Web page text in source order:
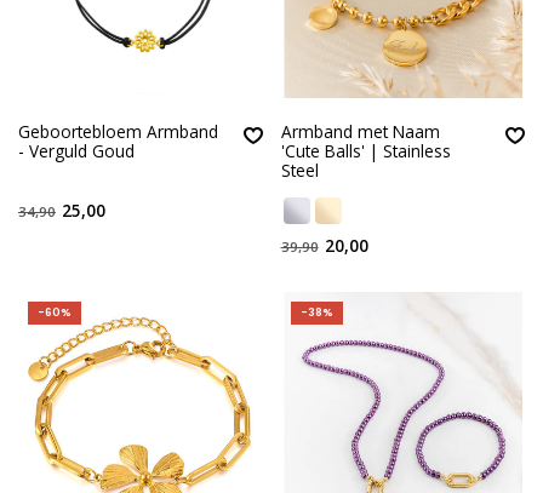
Geboortebloem Armband
- Verguld Goud
34,90 25,00
Armband met Naam
'Cute Balls' | Stainless
Steel
39,90 20,00
-60% -38%